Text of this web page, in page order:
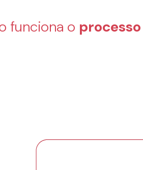
funciona o